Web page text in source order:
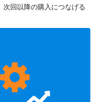
次回以降の購入につなげる